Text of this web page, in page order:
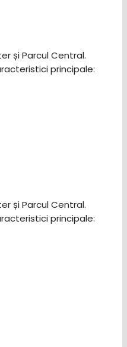
și Parcul Central.
principale:
și Parcul Central.
principale: